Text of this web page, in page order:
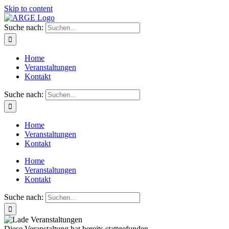
Skip to content
Suche nach:
Home
Veranstaltungen
Kontakt
Suche nach:
Home
Veranstaltungen
Kontakt
Home
Veranstaltungen
Kontakt
Suche nach: